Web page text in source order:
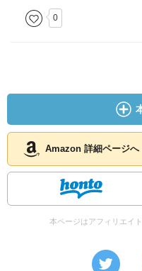
0
Amazon 詳細ページへ
本ページはアフィリエイ